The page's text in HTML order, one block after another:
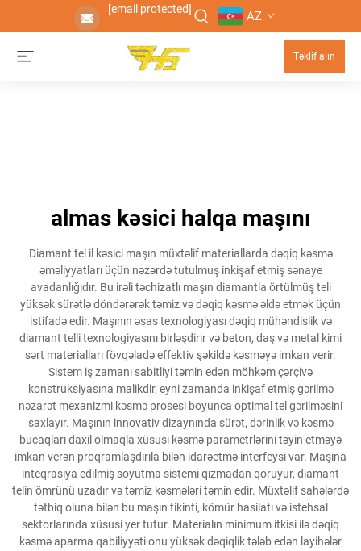
[email protected] AZ
Təklif alın
almas kəsici halqa maşını
Diamant tel il kəsici maşın müxtəlif materiallarda dəqiq kəsmə
əməliyyatları üçün nəzərdə tutulmuş inkişaf etmiş sənaye
avadanlığıdır. Bu irəli təchizatlı maşın diamantla örtülmüş teli
yüksək sürətlə döndərərək təmiz və dəqiq kəsmə əldə etmək üçün
istifadə edir. Maşının əsas texnologiyası dəqiq mühəndislik və
diamant telli texnologiyasını birləşdirir və beton, daş və metal kimi
sərt materialları fövqəladə effektiv şəkildə kəsməyə imkan verir.
Sistem iş zamanı sabitliyi təmin edən möhkəm çərçivə
konstruksiyasına malikdir, eyni zamanda inkişaf etmiş gərilmə
nəzarət mexanizmi kəsmə prosesi boyunca optimal tel gərilməsini
saxlayır. Maşının innovativ dizaynında sürət, dərinlik və kəsmə
bucaqları daxil olmaqla xüsusi kəsmə parametrlərini təyin etməyə
imkan verən proqramlaşdırıla bilən idarəetmə interfeysi var. Maşına
inteqrasiya edilmiş soyutma sistemi qızmadan qoruyur, diamant
telin ömrünü uzadır və təmiz kəsmələri təmin edir. Müxtəlif sahələrdə
tətbiq oluna bilən bu maşın tikinti, kömür hasilatı və istehsal
sektorlarında xüsusi yer tutur. Materialın minimum itkisi ilə dəqiq
kəsmə aparma qabiliyyəti onu yüksək dəqiqlik tələb edən layihələr